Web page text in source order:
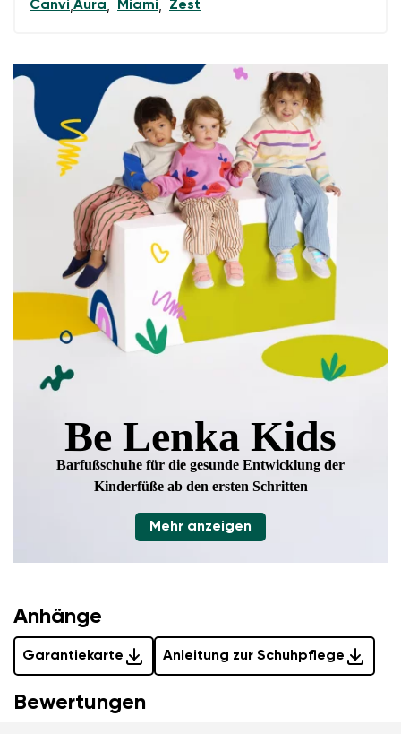
Canvi,Aura, Miami, Zest
Be Lenka Kids
Barfußschuhe für die gesunde Entwicklung der
Kinderfüße ab den ersten Schritten
Mehr anzeigen
Anhänge
Garantiekarte Anleitung zur Schuhpflege
Bewertungen